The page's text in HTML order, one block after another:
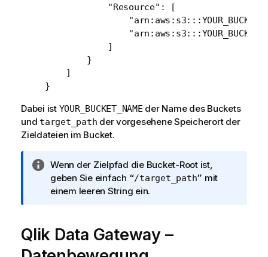
            "Resource": [
            ]
        }
    ]
Dabei ist YOUR_BUCKET_NAME der Name des Buckets
und target_path der vorgesehene Speicherort der
Zieldateien im Bucket.
I
n
f
m
Wenn der Zielpfad die Bucket-Root ist,
geben Sie einfach “/target_path” mit
einem leeren String ein.
Qlik Data Gateway –